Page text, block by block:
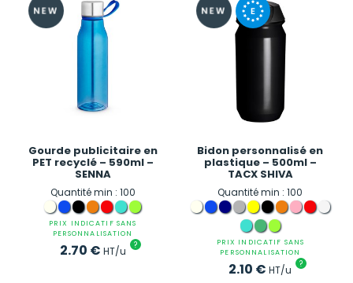
Gourde publicitaire en
PET recyclé – 590ml –
SENNA
Quantité min : 100
PRIX INDICATIF SANS
PERSONNALISATION
2.70 € HT/u ?
Bidon personnalisé en
plastique – 500ml –
TACX SHIVA
Quantité min : 100
PRIX INDICATIF SANS
PERSONNALISATION
2.10 € HT/u ?